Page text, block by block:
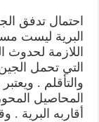
احتمال تدفق
البرية ليست
اللازمة لحدوث
التي تحمل
المحاصيل
أقاربه البرية .